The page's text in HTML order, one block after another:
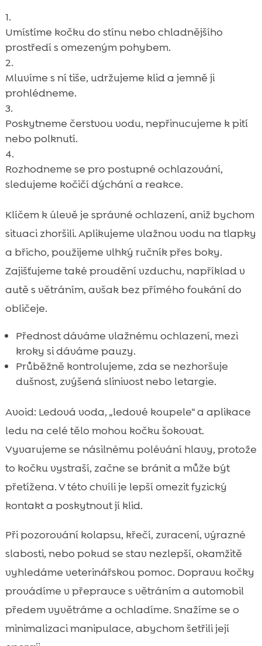
Umístíme kočku do stínu nebo chladnějšího
prostředí s omezeným pohybem.
Mluvíme s ní tiše, udržujeme klid a jemně ji
prohlédneme.
Poskytneme čerstvou vodu, nepřinucujeme k pití
nebo polknutí.
Rozhodneme se pro postupné ochlazování,
sledujeme kočičí dýchání a reakce.
Klíčem k úlevě je správné ochlazení, aniž bychom
situaci zhoršili. Aplikujeme vlažnou vodu na tlapky
a břicho, použijeme vlhký ručník přes boky.
Zajišťujeme také proudění vzduchu, například v
autě s větráním, avšak bez přímého foukání do
obličeje.
Přednost dáváme vlažnému ochlazení, mezi
kroky si dáváme pauzy.
Průběžně kontrolujeme, zda se nezhoršuje
dušnost, zvýšená slinivost nebo letargie.
Avoid: Ledová voda, „ledové koupele“ a aplikace
ledu na celé tělo mohou kočku šokovat.
Vyvarujeme se násilnému polévání hlavy, protože
to kočku vystraší, začne se bránit a může být
přetížena. V této chvíli je lepší omezit fyzický
kontakt a poskytnout jí klid.
Při pozorování kolapsu, křečí, zvracení, výrazné
slabosti, nebo pokud se stav nezlepší, okamžitě
vyhledáme veterinářskou pomoc. Dopravu kočky
provádíme v přepravce s větráním a automobil
předem vyvětráme a ochladíme. Snažíme se o
minimalizaci manipulace, abychom šetřili její